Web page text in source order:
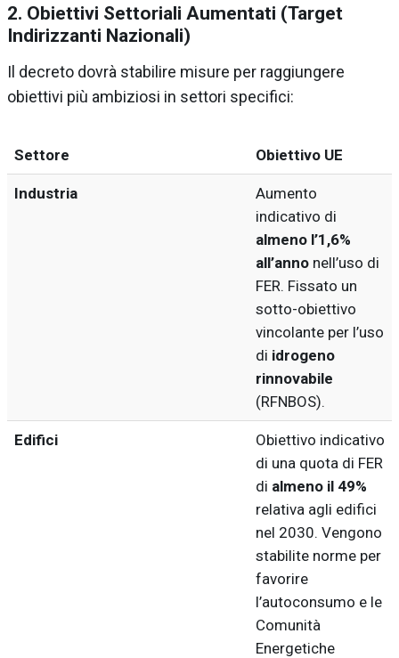
2. Obiettivi Settoriali Aumentati (Target
Indirizzanti Nazionali)
Il decreto dovrà stabilire misure per raggiungere
obiettivi più ambiziosi in settori specifici:
Settore Obiettivo UE
Industria
Aumento
indicativo di
almeno l’1,6%
all’anno nell’uso di
FER. Fissato un
sotto-obiettivo
vincolante per l’uso
di idrogeno
rinnovabile
(RFNBOS).
Edifici
Obiettivo indicativo
di una quota di FER
di almeno il 49%
relativa agli edifici
nel 2030. Vengono
stabilite norme per
favorire
l’autoconsumo e le
Comunità
Energetiche